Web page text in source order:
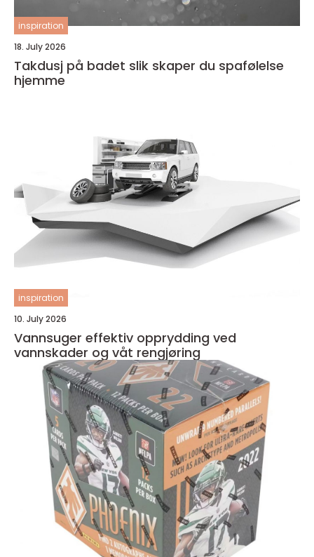
inspiration
18. July 2026
Takdusj på badet slik skaper du spafølelse
hjemme
inspiration
10. July 2026
Vannsuger effektiv opprydding ved
vannskader og våt rengjøring